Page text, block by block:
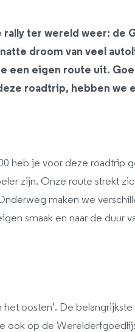
ter wereld weer: de
droom van veel
een eigen route uit.
roadtrip, hebben we
heb je voor deze roadtrip
zijn. Onze route strekt
maken we
smaak en naar de duur
het oosten’. De
ook op de